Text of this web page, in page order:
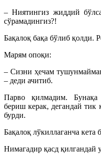
– Ниятингиз жиддий
сўрамадингиз?!
Бақалоқ бақа бўлиб қолди.
Марям опоқи:
– Сизни ҳечам
– деди ачитиб.
Парво қилмадим. Бунақа
бериш керак, дегандай
бурди.
Бақалоқ лўкиллаганча кета
Нимагадир қасд қилгандай